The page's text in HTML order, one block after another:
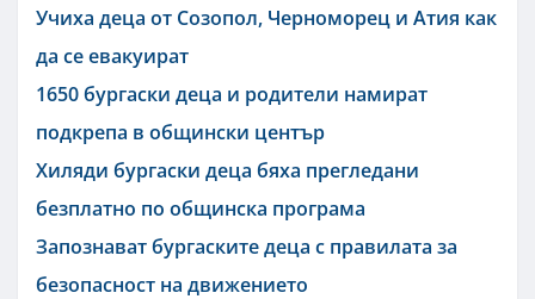
Учиха деца от Созопол, Черноморец и Атия как
да се евакуират
1650 бургаски деца и родители намират
подкрепа в общински център
Хиляди бургаски деца бяха прегледани
безплатно по общинска програма
Запознават бургаските деца с правилата за
безопасност на движението